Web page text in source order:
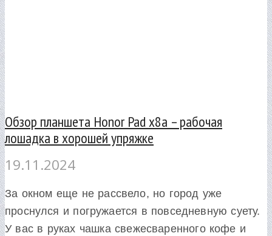
Обзор планшета Honor Pad x8a – рабочая
лошадка в хорошей упряжке
19.11.2024
За окном еще не рассвело, но город уже
проснулся и погружается в повседневную суету.
У вас в руках чашка свежесваренного кофе и